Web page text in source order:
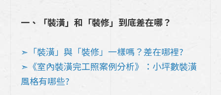
《20年老屋翻修+室內裝潢》：高雄廚具博
挑選廚房壁板的五個關鍵因素你最在乎哪一
種?「廚房中腰」的四大材質一次告訴你
一、「裝潢」和「裝修」到底差在哪？
➣「裝潢」與「裝修」一樣嗎？差在哪裡?
➣《室內裝潢完工照案例分析》：小坪數裝潢
風格有哪些?